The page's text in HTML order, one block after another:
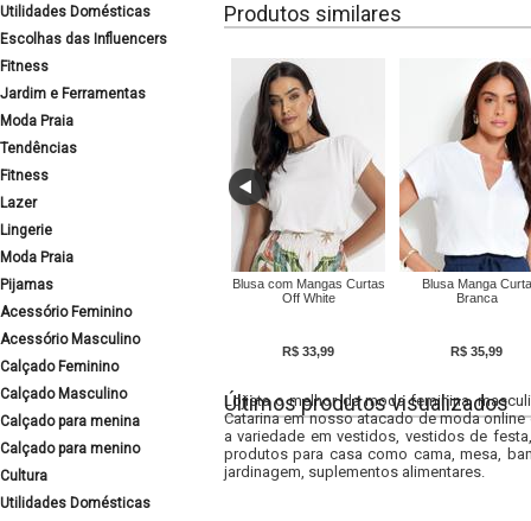
Utilidades Domésticas
Escolhas das Influencers
Fitness
Jardim e Ferramentas
Moda Praia
Tendências
Fitness
Lazer
Lingerie
Moda Praia
Pijamas
Acessório Feminino
Acessório Masculino
Calçado Feminino
Calçado Masculino
Calçado para menina
Calçado para menino
Cultura
Utilidades Domésticas
Produtos similares
Blusa com Mangas Curtas
Off White
R$ 33,99
Blusa Manga Curta
Branca
R$ 35,99
Últimos produtos visualizados
Lojista o melhor da moda feminina,
Catarina em nosso atacado de moda
a variedade em vestidos, vestidos de
produtos para casa como cama, mesa,
jardinagem, suplementos alimentares.